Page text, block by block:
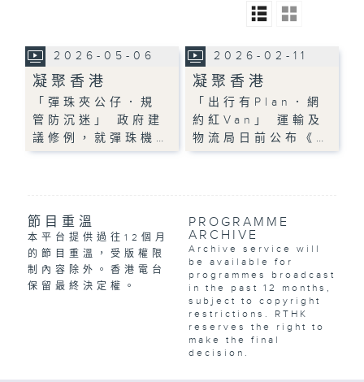
2026-05-06
凝聚香港
「彈珠夾公仔．規
管防沉迷」 政府建
議修例，就彈珠機…
2026-02-11
凝聚香港
「出行有Plan．網
約紅Van」 運輸及
物流局日前公布《…
節目重溫
本平台提供過往12個月
的節目重溫，受版權限
制內容除外。香港電台
保留最終決定權。
PROGRAMME
ARCHIVE
Archive service will
be available for
programmes broadcast
in the past 12 months,
subject to copyright
restrictions. RTHK
reserves the right to
make the final
decision.